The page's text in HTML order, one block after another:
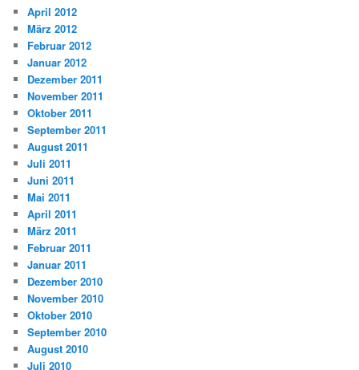
April 2012
März 2012
Februar 2012
Januar 2012
Dezember 2011
November 2011
Oktober 2011
September 2011
August 2011
Juli 2011
Juni 2011
Mai 2011
April 2011
März 2011
Februar 2011
Januar 2011
Dezember 2010
November 2010
Oktober 2010
September 2010
August 2010
Juli 2010